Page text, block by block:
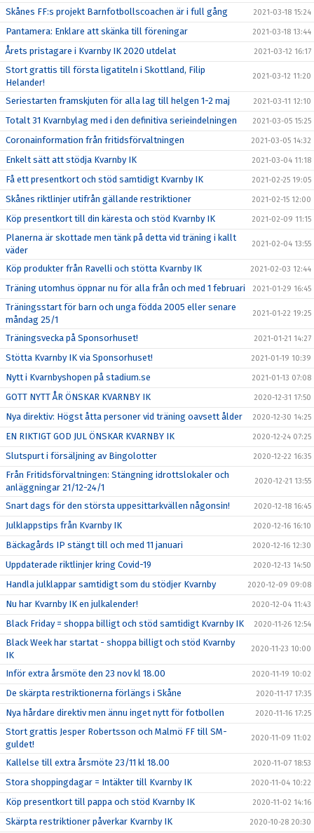
Skånes FF:s projekt Barnfotbollscoachen är i full gång 2021-03-18 15:24
Pantamera: Enklare att skänka till föreningar 2021-03-18 13:44
Årets pristagare i Kvarnby IK 2020 utdelat 2021-03-12 16:17
Stort grattis till första ligatiteln i Skottland, Filip
Helander!
2021-03-12 11:20
Seriestarten framskjuten för alla lag till helgen 1-2 maj 2021-03-11 12:10
Totalt 31 Kvarnbylag med i den definitiva serieindelningen 2021-03-05 15:25
Coronainformation från fritidsförvaltningen 2021-03-05 14:32
Enkelt sätt att stödja Kvarnby IK 2021-03-04 11:18
Få ett presentkort och stöd samtidigt Kvarnby IK 2021-02-25 19:05
Skånes riktlinjer utifrån gällande restriktioner 2021-02-15 12:00
Köp presentkort till din käresta och stöd Kvarnby IK 2021-02-09 11:15
Planerna är skottade men tänk på detta vid träning i kallt
väder
2021-02-04 13:55
Köp produkter från Ravelli och stötta Kvarnby IK 2021-02-03 12:44
Träning utomhus öppnar nu för alla från och med 1 februari 2021-01-29 16:45
Träningsstart för barn och unga födda 2005 eller senare
måndag 25/1
2021-01-22 19:25
Träningsvecka på Sponsorhuset! 2021-01-21 14:27
Stötta Kvarnby IK via Sponsorhuset! 2021-01-19 10:39
Nytt i Kvarnbyshopen på stadium.se 2021-01-13 07:08
GOTT NYTT ÅR ÖNSKAR KVARNBY IK 2020-12-31 17:50
Nya direktiv: Högst åtta personer vid träning oavsett ålder 2020-12-30 14:25
EN RIKTIGT GOD JUL ÖNSKAR KVARNBY IK 2020-12-24 07:25
Slutspurt i försäljning av Bingolotter 2020-12-22 16:35
Från Fritidsförvaltningen: Stängning idrottslokaler och
anläggningar 21/12-24/1
2020-12-21 13:55
Snart dags för den största uppesittarkvällen någonsin! 2020-12-18 16:45
Julklappstips från Kvarnby IK 2020-12-16 16:10
Bäckagårds IP stängt till och med 11 januari 2020-12-16 12:30
Uppdaterade riktlinjer kring Covid-19 2020-12-13 14:50
Handla julklappar samtidigt som du stödjer Kvarnby 2020-12-09 09:08
Nu har Kvarnby IK en julkalender! 2020-12-04 11:43
Black Friday = shoppa billigt och stöd samtidigt Kvarnby IK 2020-11-26 12:54
Black Week har startat - shoppa billigt och stöd Kvarnby
IK
2020-11-23 10:00
Inför extra årsmöte den 23 nov kl 18.00 2020-11-19 10:02
De skärpta restriktionerna förlängs i Skåne 2020-11-17 17:35
Nya hårdare direktiv men ännu inget nytt för fotbollen 2020-11-16 17:25
Stort grattis Jesper Robertsson och Malmö FF till SM-
guldet!
2020-11-09 11:02
Kallelse till extra årsmöte 23/11 kl 18.00 2020-11-07 18:53
Stora shoppingdagar = Intäkter till Kvarnby IK 2020-11-04 10:22
Köp presentkort till pappa och stöd Kvarnby IK 2020-11-02 14:16
Skärpta restriktioner påverkar Kvarnby IK 2020-10-28 20:30